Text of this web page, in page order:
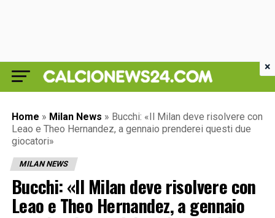
Home » Milan News » Bucchi: «Il Milan deve risolvere con
Leao e Theo Hernandez, a gennaio prenderei questi due
giocatori»
MILAN NEWS
Bucchi: «Il Milan deve risolvere con
Leao e Theo Hernandez, a gennaio
×